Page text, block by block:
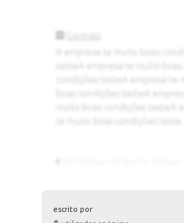
escrito por